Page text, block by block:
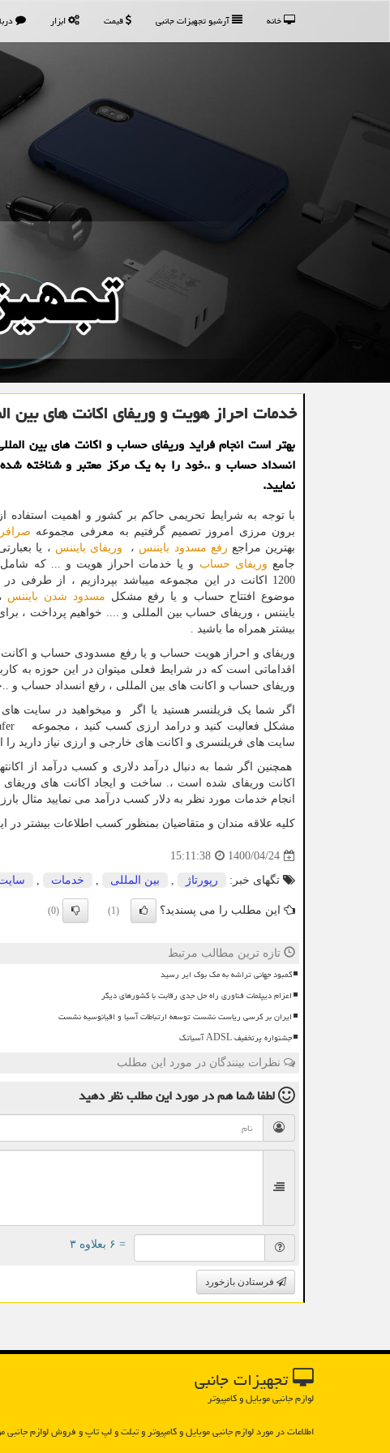
خانه آرشیو تجهیزات جانبی قیمت ابزار
خدمات احراز هویت و وریفای اكانت های بین
بهتر است انجام فراید وریفای حساب و اكانت های بین
انسداد حساب و ..خود را به یك مركز معتبر و شناخته شده
نمایید.
با توجه به شرایط تحریمی حاکم بر کشور و اهمیت استفاده
برون مرزی امروز تصمیم گرفتیم به معرفی مجموعه صرافر
بهترین مراجع رفع مسدود بایننس ، وریفای بایننس ، یا
جامع وریفای حساب و یا خدمات احراز هویت و ... که
1200 اکانت در این مجموعه میباشد بپردازیم ، از طرفی در
موضوع افتتاح حساب و یا رفع مشکل مسدود شدن بایننس
بایننس ، وریفای حساب بین المللی و .... خواهیم پرداخت ،
بیشتر همراه ما باشید .
وریفای و احراز هویت حساب و یا رفع مسدودی حساب و اکانت
اقداماتی است که در شرایط فعلی میتوان در این حوزه به
وریفای حساب و اکانت های بین المللی ، رفع انسداد حساب و
اگر شما یک فریلنسر هستید یا اگر و میخواهید در سایت
مشکل فعالیت کنید و درامد ارزی کسب کنید ، مجموعه
سایت های فریلنسری و اکانت های خارجی و ارزی نیاز دارید را
همچنین اگر شما به دنبال درآمد دلاری و کسب درآمد از
اکانت وریفای شده است ،. ساخت و ایجاد اکانت های
انجام خدمات مورد نظر به دلار کسب درآمد می نمایید مثال
کلیه علاقه مندان و متقاضیان بمنظور کسب اطلاعات بیشتر
1400/04/24
15:11:38
تگهای خبر: رپورتاژ , بین المللی , خدمات ,
این مطلب را می پسندید؟ (1)
(0)
تازه ترین مطالب مرتبط
کمبود جهانی تراشه به مک بوک ایر رسید
اعزام دیپلمات فناوری راه حل جدی رقابت با کشورهای دیگر
ایران بر کرسی ریاست نشست توسعه ارتباطات آسیا و اقیانوسیه نشست
جشنواره پرتخفیف ADSL آسیاتک
نظرات بینندگان در مورد این مطلب
لطفا شما همدر مورد این مطلبنظر دهید
= ۶ بعلاوه ۳
فرستادن بازخورد
تجهیزات جانبی
لوازم جانبی موبایل و کامپیوتر
اطلاعات در مورد لوازم جانبی موبایل و كامپیوتر و تبلت و لپ تاپ و فروش لوازم جانبی